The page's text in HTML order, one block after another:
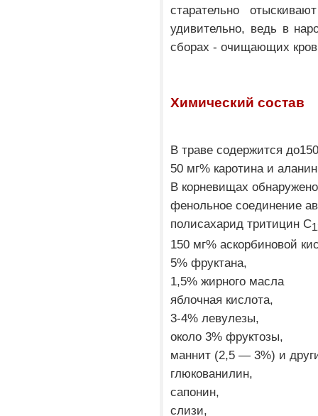
старательно
удивительно, ведь в
сборах - очищающих
Химический состав
В траве содержится
50 мг% каротина и
В корневищах
фенольное соединение
полисахарид тритицин С
150 мг% аскорбиновой
5% фруктана,
1,5% жирного масла
яблочная кислота,
3-4% левулезы,
около 3% фруктозы,
маннит (2,5 — 3%) и
глюкованилин,
сапонин,
слизи,